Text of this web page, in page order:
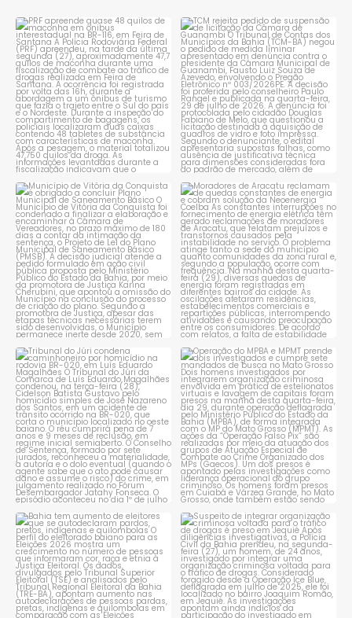
PRF apreende quase 48 quilos
de maconha em ônibus...
1 0
TCM rejeita pedido de
suspensão de licitação da...
1 0
Município de Vitória da
Conquista é obrigado a...
1 0
Moradores de Aracatu
reclamam de quedas
constantes ...
1 0
Tribunal do Júri condena
caminhoneiro por...
1 0
Operação do MPBA e MPMT
prende dois investigados e...
1 0
Bahia tem aumento de eleitores
que se autodeclaram...
1 0
Suspeito de integrar
organização criminosa
voltada...
1 0